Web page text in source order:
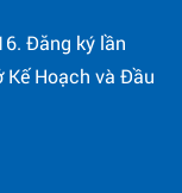
Đăng ký lần
Hoạch và Đầu